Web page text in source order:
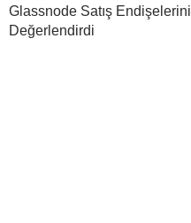
Glassnode Satış Endişelerini
Değerlendirdi